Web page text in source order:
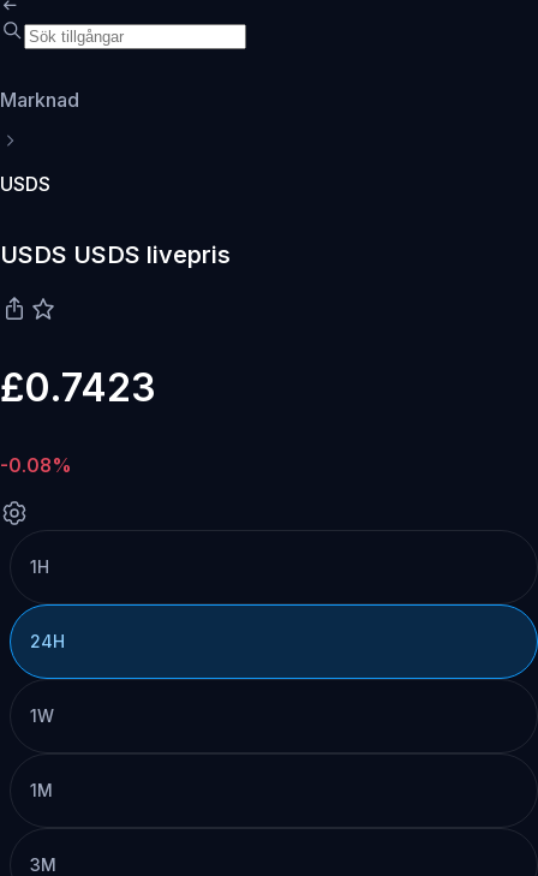
Marknad
USDS
USDS USDS livepris
£0.7423
-0.08%
1H
24H
1W
1M
3M